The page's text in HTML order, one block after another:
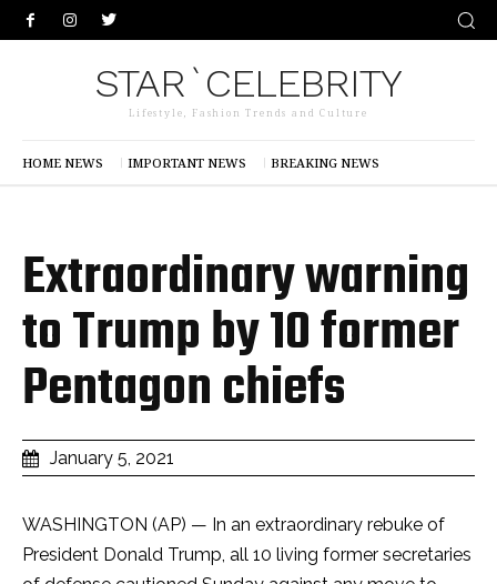
STAR`CELEBRITY
Lifestyle, Fashion Trends and Culture
HOME NEWS IMPORTANT NEWS BREAKING NEWS
Extraordinary warning
to Trump by 10 former
Pentagon chiefs
January 5, 2021
WASHINGTON (AP) — In an extraordinary rebuke of
President Donald Trump, all 10 living former secretaries